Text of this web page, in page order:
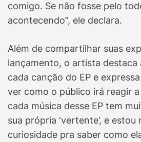
comigo. Se não fosse pelo
acontecendo”, ele declara.
Além de compartilhar suas
lançamento, o artista destaca
cada canção do EP e
ver como o público irá reagir a
cada música desse EP tem
sua própria ‘vertente’, e
curiosidade pra saber como